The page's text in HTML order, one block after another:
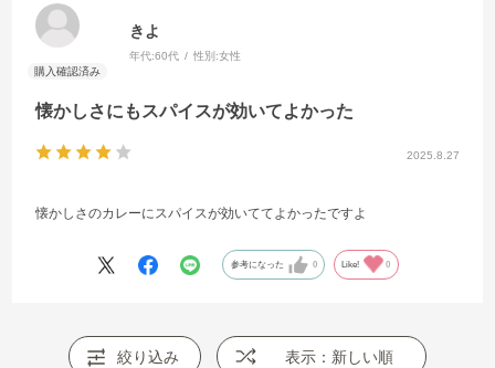
2025.8.27
懐かしさにもスパイスが効いてよかった
きよ
年代:60代 性別:女性
懐かしさのカレーにスパイスが効いててよかったですよ
参考になった 0 Like! 0
絞り込み 表示：新しい順